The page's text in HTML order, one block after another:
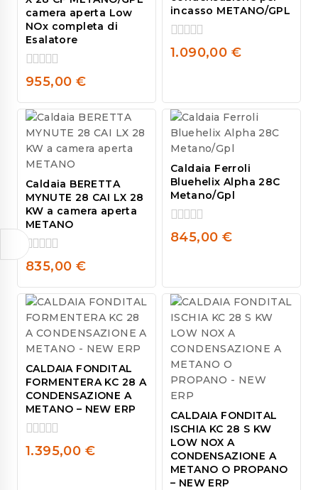
camera aperta Low
NOx completa di
Esalatore
0
of
5
955,00 €
incasso METANO/GPL
0
1.090,00 €
Caldaia BERETTA
MYNUTE 28 CAI LX 28
KW a camera aperta
METANO
0
of
5
835,00 €
Caldaia Ferroli
Bluehelix Alpha 28C
Metano/Gpl
0
845,00 €
CALDAIA FONDITAL
FORMENTERA KC 28 A
CONDENSAZIONE A
METANO – NEW ERP
0
1.395,00 €
CALDAIA FONDITAL
ISCHIA KC 28 S KW
LOW NOX A
CONDENSAZIONE A
METANO O PROPANO
– NEW ERP